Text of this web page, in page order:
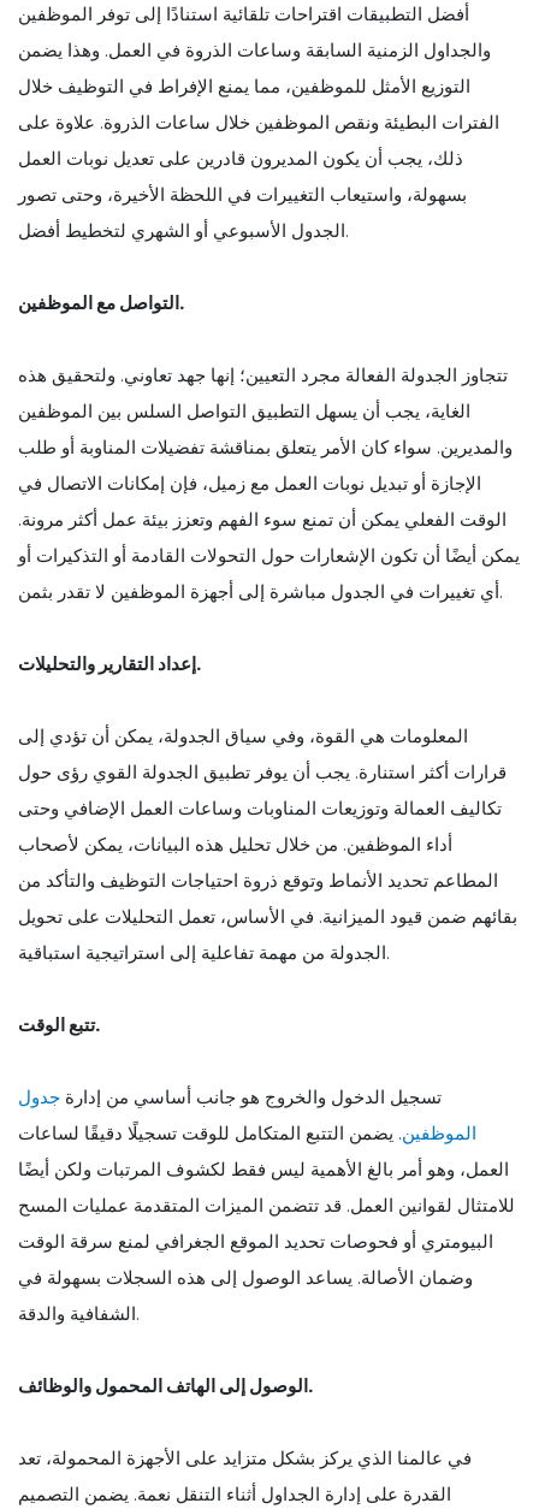
أفضل التطبيقات اقتراحات تلقائية استنادًا إلى توفر الموظفين
والجداول الزمنية السابقة وساعات الذروة في العمل. وهذا يضمن
التوزيع الأمثل للموظفين، مما يمنع الإفراط في التوظيف خلال
الفترات البطيئة ونقص الموظفين خلال ساعات الذروة. علاوة على
ذلك، يجب أن يكون المديرون قادرين على تعديل نوبات العمل
بسهولة، واستيعاب التغييرات في اللحظة الأخيرة، وحتى تصور
الجدول الأسبوعي أو الشهري لتخطيط أفضل.
التواصل مع الموظفين.
تتجاوز الجدولة الفعالة مجرد التعيين؛ إنها جهد تعاوني. ولتحقيق هذه
الغاية، يجب أن يسهل التطبيق التواصل السلس بين الموظفين
والمديرين. سواء كان الأمر يتعلق بمناقشة تفضيلات المناوبة أو طلب
الإجازة أو تبديل نوبات العمل مع زميل، فإن إمكانات الاتصال في
الوقت الفعلي يمكن أن تمنع سوء الفهم وتعزز بيئة عمل أكثر مرونة.
يمكن أيضًا أن تكون الإشعارات حول التحولات القادمة أو التذكيرات أو
أي تغييرات في الجدول مباشرة إلى أجهزة الموظفين لا تقدر بثمن.
إعداد التقارير والتحليلات.
المعلومات هي القوة، وفي سياق الجدولة، يمكن أن تؤدي إلى
قرارات أكثر استنارة. يجب أن يوفر تطبيق الجدولة القوي رؤى حول
تكاليف العمالة وتوزيعات المناوبات وساعات العمل الإضافي وحتى
أداء الموظفين. من خلال تحليل هذه البيانات، يمكن لأصحاب
المطاعم تحديد الأنماط وتوقع ذروة احتياجات التوظيف والتأكد من
بقائهم ضمن قيود الميزانية. في الأساس، تعمل التحليلات على تحويل
الجدولة من مهمة تفاعلية إلى استراتيجية استباقية.
تتبع الوقت.
تسجيل الدخول والخروج هو جانب أساسي من إدارة جدول
الموظفين. يضمن التتبع المتكامل للوقت تسجيلًا دقيقًا لساعات
العمل، وهو أمر بالغ الأهمية ليس فقط لكشوف المرتبات ولكن أيضًا
للامتثال لقوانين العمل. قد تتضمن الميزات المتقدمة عمليات المسح
البيومتري أو فحوصات تحديد الموقع الجغرافي لمنع سرقة الوقت
وضمان الأصالة. يساعد الوصول إلى هذه السجلات بسهولة في
الشفافية والدقة.
الوصول إلى الهاتف المحمول والوظائف.
في عالمنا الذي يركز بشكل متزايد على الأجهزة المحمولة، تعد
القدرة على إدارة الجداول أثناء التنقل نعمة. يضمن التصميم